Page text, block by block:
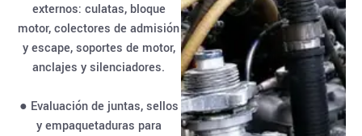
externos: culatas, bloque
motor, colectores de admisión
y escape, soportes de motor,
anclajes y silenciadores.
● Evaluación de juntas, sellos
y empaquetaduras para